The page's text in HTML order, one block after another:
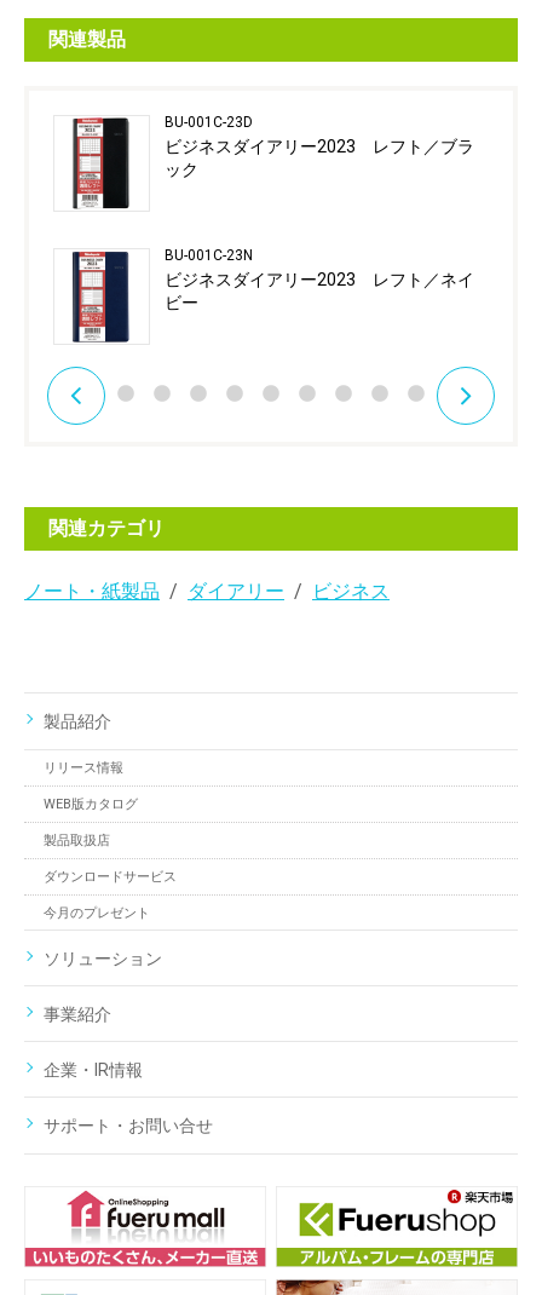
関連製品
BU-001C-23D
ビジネスダイアリー2023 レフト／ブラ
ック
BU-001C-23N
ビジネスダイアリー2023 レフト／ネイ
ビー
関連カテゴリ
ノート・紙製品 ダイアリー ビジネス
製品紹介
リリース情報
WEB版カタログ
製品取扱店
ダウンロードサービス
今月のプレゼント
ソリューション
事業紹介
企業・IR情報
サポート・お問い合せ